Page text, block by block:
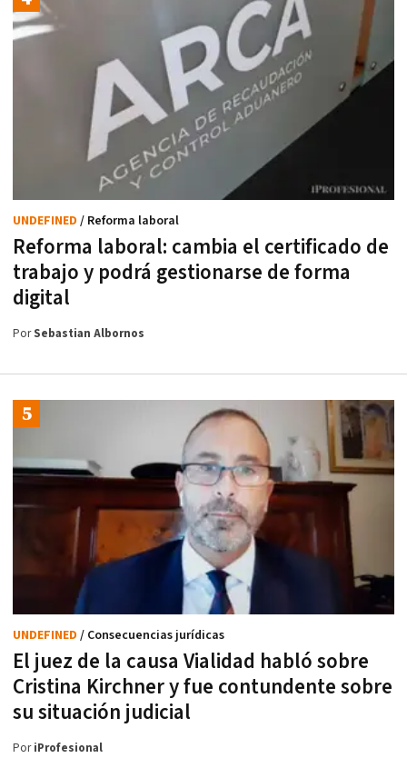
Reforma laboral: cambia el certificado de
trabajo y podrá gestionarse de forma
digital
UNDEFINED / Reforma laboral
PorSebastian Albornos
El juez de la causa Vialidad habló sobre
Cristina Kirchner y fue contundente sobre
su situación judicial
UNDEFINED / Consecuencias jurídicas
PoriProfesional